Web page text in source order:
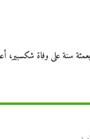
سنة على وفاة شكسبير،